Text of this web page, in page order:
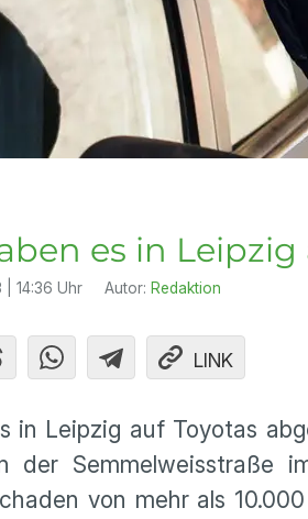
es in Leipzig
| 14:36 Uhr Autor: Redaktion
LINK
in Leipzig auf Toyotas
Semmelweisstraße
von mehr als